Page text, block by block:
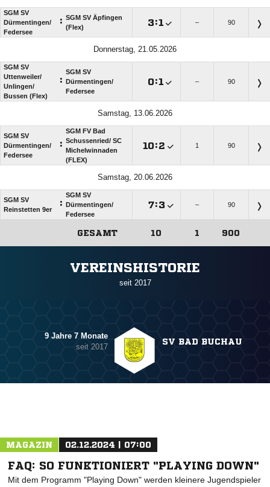
SGM SV
Dürmentingen/​
Federsee
: SGM SV Äpfingen
(Flex)
: – 90
Donnerstag, 21.05.2026
SGM SV
Uttenweiler/​
Unlingen/​
Bussen (Flex)
:
SGM SV
Dürmentingen/​
Federsee
: – 90
Samstag, 13.06.2026
SGM SV
Dürmentingen/​
Federsee
:
SGM FV Bad
Schussenried/​ SC
Michelwinnaden
(FLEX)
: 1 90
Samstag, 20.06.2026
SGM SV
Reinstetten 9er
:
SGM SV
Dürmentingen/​
Federsee
: – 90
GESAMT 10 1 900
VEREINSHISTORIE
seit 2017
9 Jahre 7 Monate
seit 2017
SV BAD BUCHAU
MAGAZIN 02.12.2024 | 07:00
FAQ: SO FUNKTIONIERT "PLAYING DOWN"
Mit dem Programm "Playing Down" werden kleinere Jugendspieler